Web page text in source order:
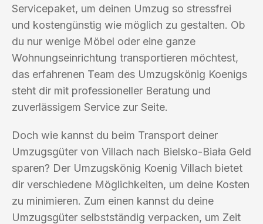
Servicepaket, um deinen Umzug so stressfrei
und kostengünstig wie möglich zu gestalten. Ob
du nur wenige Möbel oder eine ganze
Wohnungseinrichtung transportieren möchtest,
das erfahrenen Team des Umzugskönig Koenigs
steht dir mit professioneller Beratung und
zuverlässigem Service zur Seite.
Doch wie kannst du beim Transport deiner
Umzugsgüter von Villach nach Bielsko-Biała Geld
sparen? Der Umzugskönig Koenig Villach bietet
dir verschiedene Möglichkeiten, um deine Kosten
zu minimieren. Zum einen kannst du deine
Umzugsgüter selbstständig verpacken, um Zeit